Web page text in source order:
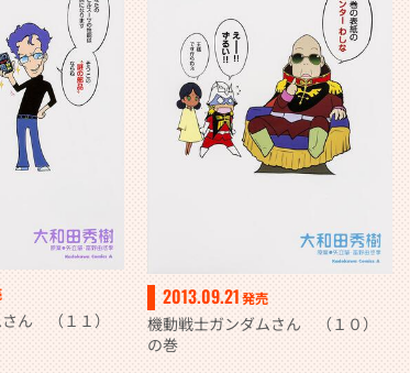
ん （１１）
2013.09.21発売
機動戦士ガンダムさん （１０）
の巻